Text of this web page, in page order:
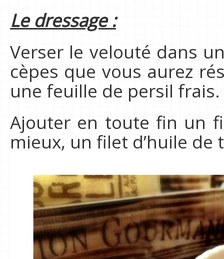
Le dressage :
Verser le velouté dans
cèpes que vous aurez
une feuille de persil frais.
Ajouter en toute fin un
mieux, un filet d’huile de